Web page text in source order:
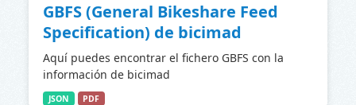
GBFS (General Bikeshare Feed
Specification) de bicimad
Aquí puedes encontrar el fichero GBFS con la
información de bicimad
JSON PDF